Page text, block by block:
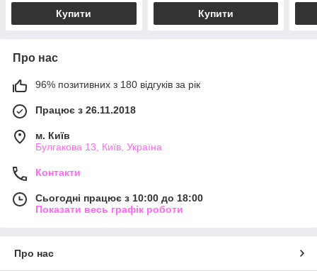
Купити Купити
Про нас
96% позитивних з 180 відгуків за рік
Працює з 26.11.2018
м. Київ
Булгакова 13, Київ, Україна
Контакти
Сьогодні працює з 10:00 до 18:00
Показати весь графік роботи
Про нас